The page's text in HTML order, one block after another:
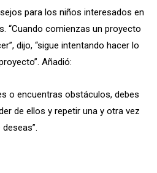
para los niños interesados ​​en
“Cuando comienzas un proyecto
dijo, “sigue intentando hacer lo
Añadió:
o encuentras obstáculos, debes
de ellos y repetir una y otra vez